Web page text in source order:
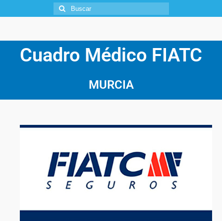
Cuadro Médico FIATC
MURCIA